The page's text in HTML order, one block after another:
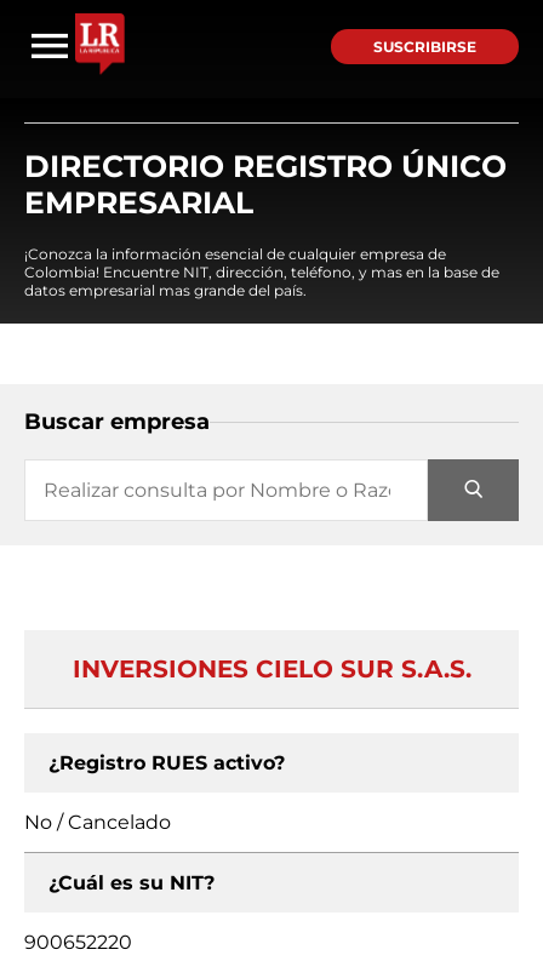
SUSCRIBIRSE
DIRECTORIO REGISTRO ÚNICO
EMPRESARIAL
¡Conozca la información esencial de cualquier empresa de
Colombia! Encuentre NIT, dirección, teléfono, y mas en la base de
datos empresarial mas grande del país.
Buscar empresa
INVERSIONES CIELO SUR S.A.S.
¿Registro RUES activo?
No / Cancelado
¿Cuál es su NIT?
900652220